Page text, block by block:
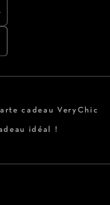
cadeau VeryChic
idéal !